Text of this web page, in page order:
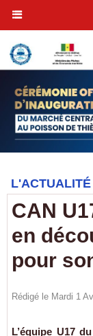
CAN
en
pour
Rédigé le Mardi 1
L’équipe U17